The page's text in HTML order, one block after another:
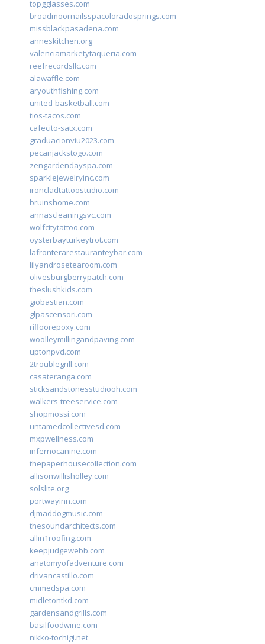
topgglasses.com
broadmoornailsspacoloradosprings.com
missblackpasadena.com
anneskitchen.org
valenciamarketytaqueria.com
reefrecordsllc.com
alawaffle.com
aryouthfishing.com
united-basketball.com
tios-tacos.com
cafecito-satx.com
graduacionviu2023.com
pecanjackstogo.com
zengardendayspa.com
sparklejewelryinc.com
ironcladtattoostudio.com
bruinshome.com
annascleaningsvc.com
wolfcitytattoo.com
oysterbayturkeytrot.com
lafronterarestauranteybar.com
lilyandrosetearoom.com
olivesburgberrypatch.com
theslushkids.com
giobastian.com
glpascensori.com
rifloorepoxy.com
woolleymillingandpaving.com
uptonpvd.com
2troublegrill.com
casateranga.com
sticksandstonesstudiooh.com
walkers-treeservice.com
shopmossi.com
untamedcollectivesd.com
mxpwellness.com
infernocanine.com
thepaperhousecollection.com
allisonwillisholley.com
solslite.org
portwayinn.com
djmaddogmusic.com
thesoundarchitects.com
allin1roofing.com
keepjudgewebb.com
anatomyofadventure.com
drivancastillo.com
cmmedspa.com
midletontkd.com
gardensandgrills.com
basilfoodwine.com
nikko-tochigi.net